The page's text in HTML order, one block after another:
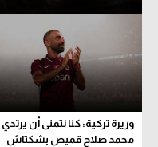
وزيرة تركية: كنا نتمنى أن يرتدي
محمد صلاح قميص بشكتاش